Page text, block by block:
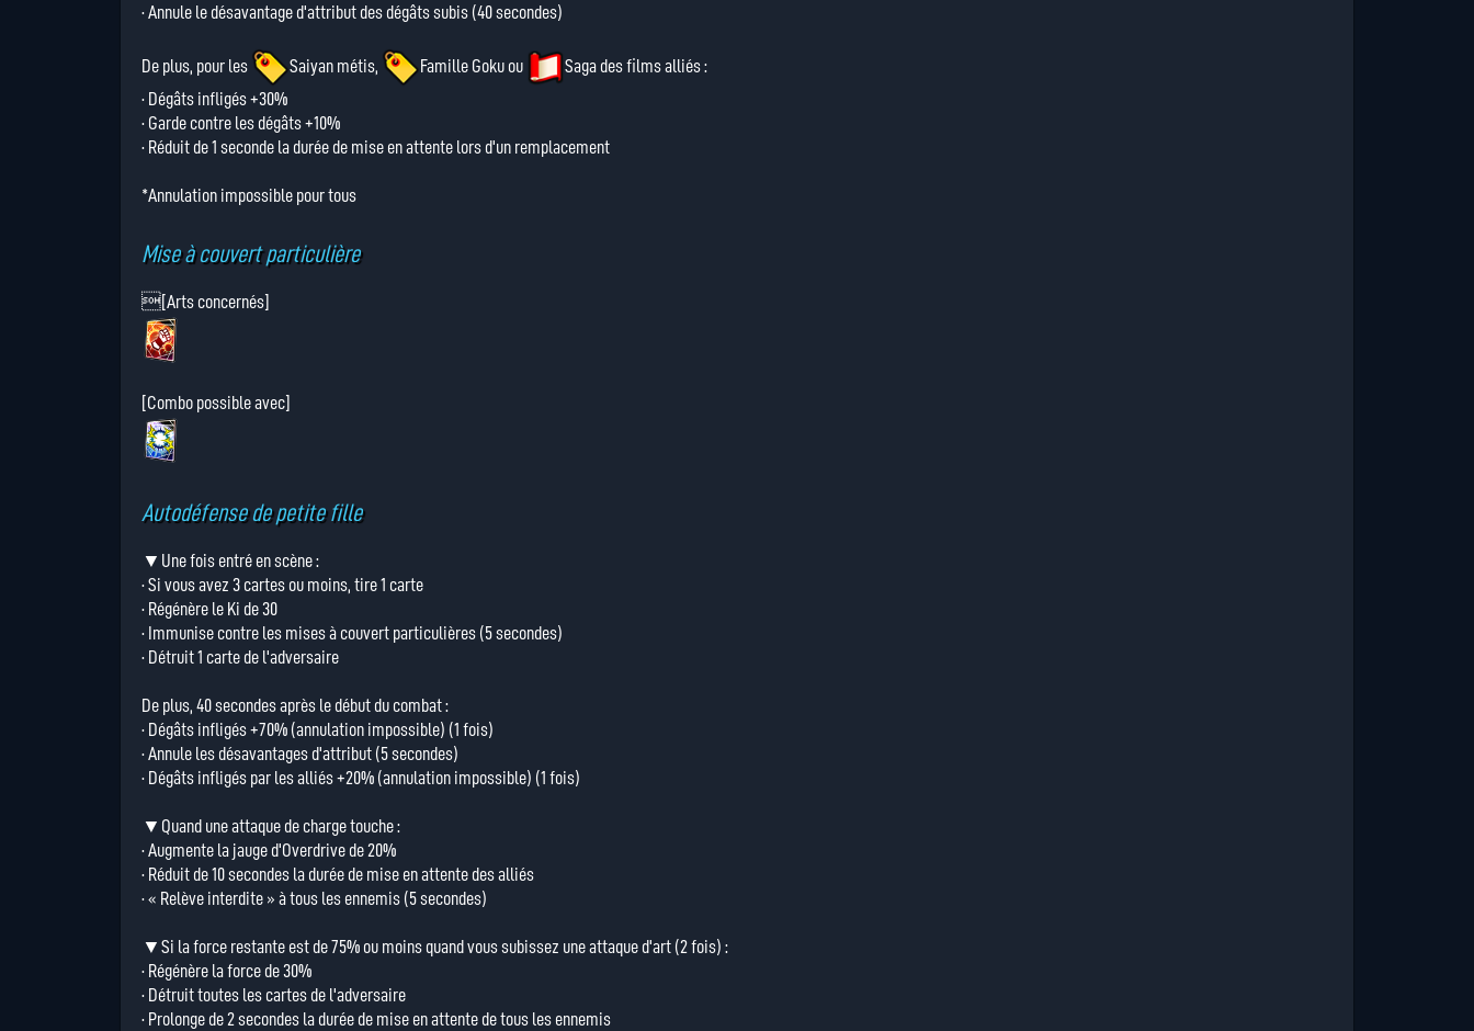
· Annule le désavantage d'attribut des dégâts subis (40 secondes)
De plus, pour les Saiyan métis, Famille Gokuou Saga des filmsalliés :
· Dégâts infligés +30%
· Garde contre les dégâts +10%
· Réduit de 1 seconde la durée de mise en attente lors d'un remplacement
*Annulation impossible pour tous
Mise à couvert particulière
[Arts concernés]
[Combo possible avec]
Autodéfense de petite fille
▼Une fois entré en scène :
· Si vous avez 3 cartes ou moins, tire 1 carte
· Régénère le Ki de 30
· Immunise contre les mises à couvert particulières (5 secondes)
· Détruit 1 carte de l'adversaire
De plus, 40 secondes après le début du combat :
· Dégâts infligés +70% (annulation impossible) (1 fois)
· Annule les désavantages d'attribut (5 secondes)
· Dégâts infligés par les alliés +20% (annulation impossible) (1 fois)
▼Quand une attaque de charge touche :
· Augmente la jauge d'Overdrive de 20%
· Réduit de 10 secondes la durée de mise en attente des alliés
· « Relève interdite » à tous les ennemis (5 secondes)
▼Si la force restante est de 75% ou moins quand vous subissez une attaque d'art (2 fois) :
· Régénère la force de 30%
· Détruit toutes les cartes de l'adversaire
· Prolonge de 2 secondes la durée de mise en attente de tous les ennemis